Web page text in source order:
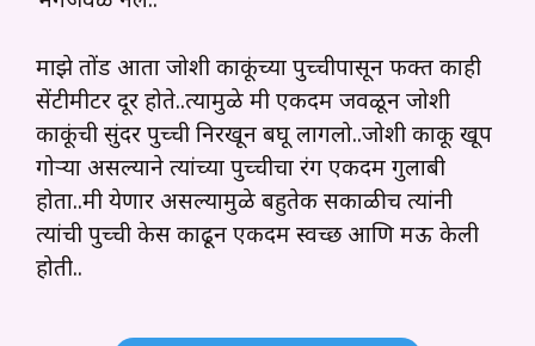
माझे तोंड आता जोशी काकूंच्या पुच्चीपासून फक्त काही
सेंटीमीटर दूर होते..त्यामुळे मी एकदम जवळून जोशी
काकूंची सुंदर पुच्ची निरखून बघू लागलो..जोशी काकू खूप
गोऱ्या असल्याने त्यांच्या पुच्चीचा रंग एकदम गुलाबी
होता..मी येणार असल्यामुळे बहुतेक सकाळीच त्यांनी
त्यांची पुच्ची केस काढून एकदम स्वच्छ आणि मऊ केली
होती..